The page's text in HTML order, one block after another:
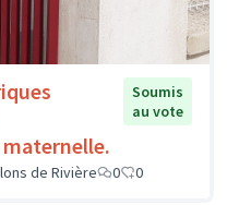
Soumis
au vote
de Rivière 0 0